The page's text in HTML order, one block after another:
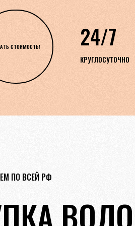
СТОИМОСТЬ! 24/7
КРУГЛОСУТОЧНО
ПО ВСЕЙ РФ